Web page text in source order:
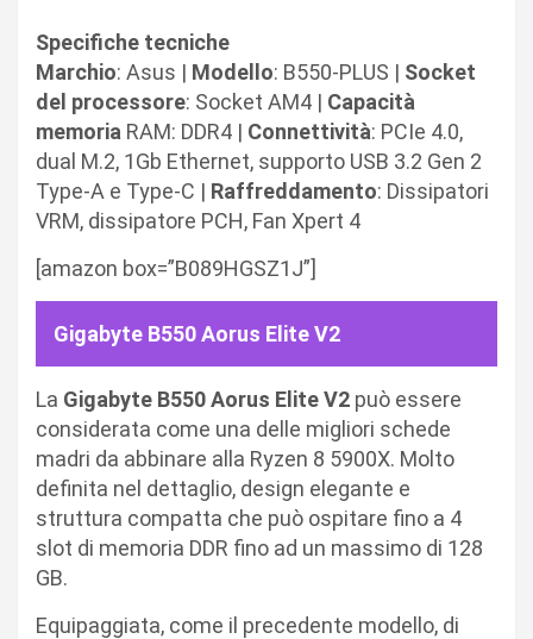
Specifiche tecniche
Marchio: Asus | Modello: B550-PLUS | Socket
del processore: Socket AM4 | Capacità
memoria RAM: DDR4 | Connettività: PCIe 4.0,
dual M.2, 1Gb Ethernet, supporto USB 3.2 Gen 2
Type-A e Type-C | Raffreddamento: Dissipatori
VRM, dissipatore PCH, Fan Xpert 4
[amazon box=”B089HGSZ1J”]
Gigabyte B550 Aorus Elite V2
La Gigabyte B550 Aorus Elite V2 può essere
considerata come una delle migliori schede
madri da abbinare alla Ryzen 8 5900X. Molto
definita nel dettaglio, design elegante e
struttura compatta che può ospitare fino a 4
slot di memoria DDR fino ad un massimo di 128
GB.
Equipaggiata, come il precedente modello, di